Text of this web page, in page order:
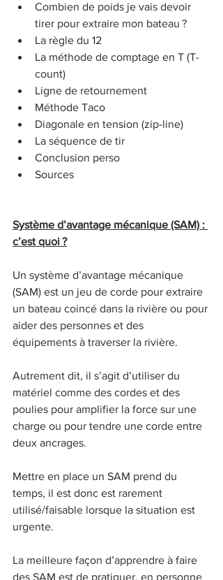
Combien de poids je vais devoir
tirer pour extraire mon bateau ?
La règle du 12
La méthode de comptage en T (T-
count)
Ligne de retournement
Méthode Taco
Diagonale en tension (zip-line)
La séquence de tir
Conclusion perso
Sources
Système d’avantage mécanique (SAM) :
c’est quoi ?
Un système d’avantage mécanique
(SAM) est un jeu de corde pour extraire
un bateau coincé dans la rivière ou pour
aider des personnes et des
équipements à traverser la rivière.
Autrement dit, il s’agit d’utiliser du
matériel comme des cordes et des
poulies pour amplifier la force sur une
charge ou pour tendre une corde entre
deux ancrages.
Mettre en place un SAM prend du
temps, il est donc est rarement
utilisé/faisable lorsque la situation est
urgente.
La meilleure façon d’apprendre à faire
des SAM est de pratiquer, en personne